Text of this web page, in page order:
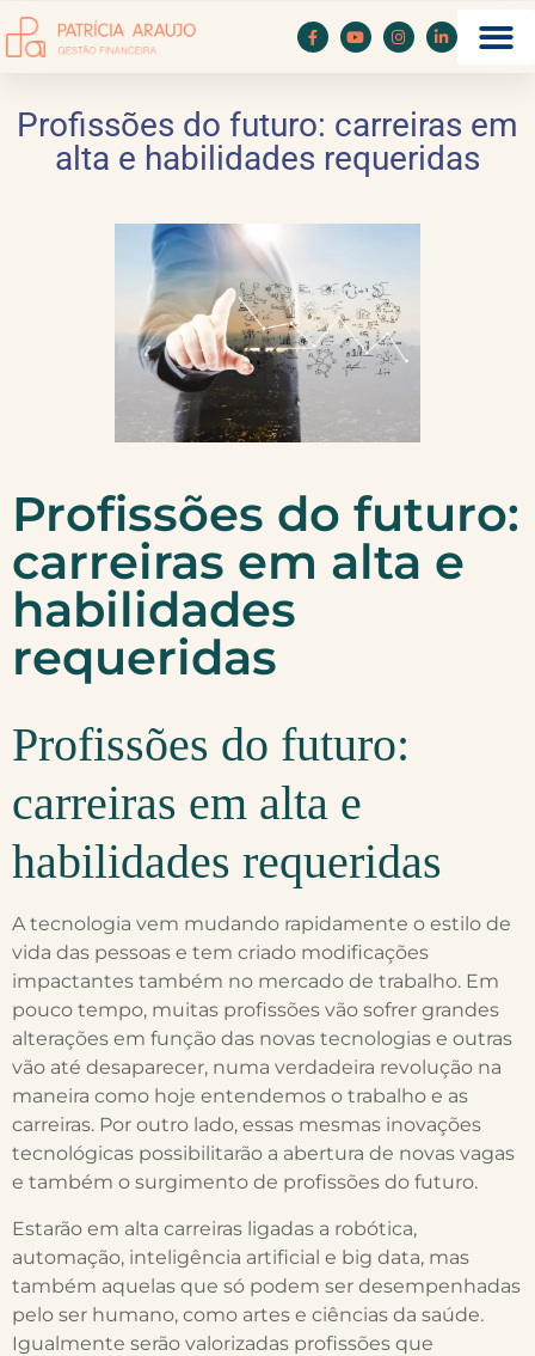
Profissões do futuro: carreiras em
alta e habilidades requeridas
Profissões do futuro:
carreiras em alta e
habilidades
requeridas
Profissões do futuro:
carreiras em alta e
habilidades requeridas
A tecnologia vem mudando rapidamente o estilo de
vida das pessoas e tem criado modificações
impactantes também no mercado de trabalho. Em
pouco tempo, muitas profissões vão sofrer grandes
alterações em função das novas tecnologias e outras
vão até desaparecer, numa verdadeira revolução na
maneira como hoje entendemos o trabalho e as
carreiras. Por outro lado, essas mesmas inovações
tecnológicas possibilitarão a abertura de novas vagas
e também o surgimento de profissões do futuro.
Estarão em alta carreiras ligadas a robótica,
automação, inteligência artificial e big data, mas
também aquelas que só podem ser desempenhadas
pelo ser humano, como artes e ciências da saúde.
Igualmente serão valorizadas profissões que